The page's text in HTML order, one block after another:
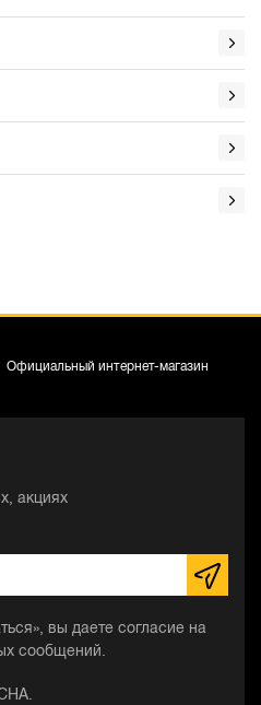
акциях
вы даете согласие на
сообщений.
Официальный интернет-магазин